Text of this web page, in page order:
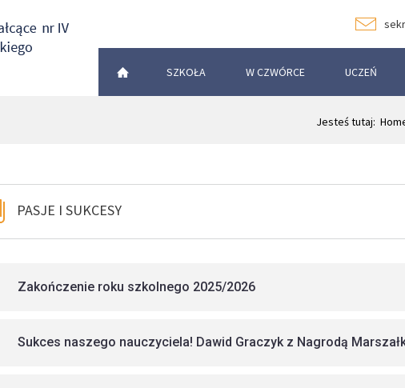
SZKOŁA W CZWÓRCE UCZEŃ
Jesteś tutaj:
PASJE I SUKCESY
Zakończenie roku szkolnego 2025/2026
Sukces naszego nauczyciela! Dawid Graczyk z Nagrodą